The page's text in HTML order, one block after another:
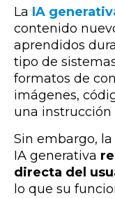
La IA
contenido
aprendidos
tipo de
formatos de
imágenes,
una instrucción
Sin embargo,
IA generativa
directa del
lo que su